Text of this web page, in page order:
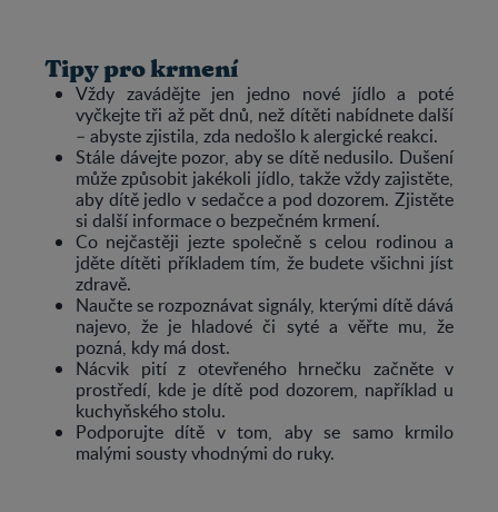
Tipy pro krmení
Vždy zavádějte jen jedno nové jídlo a poté
vyčkejte tři až pět dnů, než dítěti nabídnete další
– abyste zjistila, zda nedošlo k alergické reakci.
Stále dávejte pozor, aby se dítě nedusilo. Dušení
může způsobit jakékoli jídlo, takže vždy zajistěte,
aby dítě jedlo v sedačce a pod dozorem. Zjistěte
si další informace o bezpečném krmení.
Co nejčastěji jezte společně s celou rodinou a
jděte dítěti příkladem tím, že budete všichni jíst
zdravě.
Naučte se rozpoznávat signály, kterými dítě dává
najevo, že je hladové či syté a věřte mu, že
pozná, kdy má dost.
Nácvik pití z otevřeného hrnečku začněte v
prostředí, kde je dítě pod dozorem, například u
kuchyňského stolu.
Podporujte dítě v tom, aby se samo krmilo
malými sousty vhodnými do ruky.